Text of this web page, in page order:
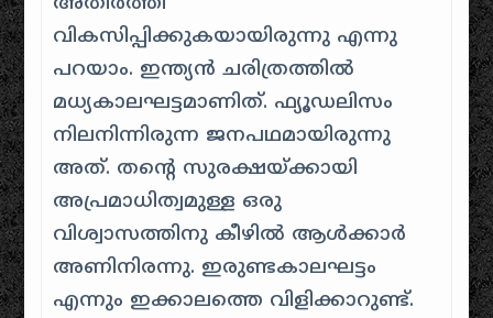
വികസിപ്പിക്കുകയായിരുന്നു എന്നു
പറയാം. ഇന്ത്യൻ ചരിത്രത്തിൽ
മധ്യകാലഘട്ടമാണിത്. ഫ്യൂഡലിസം
നിലനിന്നിരുന്ന ജനപഥമായിരുന്നു
അത്. തന്റെ സുരക്ഷയ്ക്കായി
അപ്രമാധിത്വമുള്ള ഒരു
വിശ്വാസത്തിനു കീഴിൽ ആൾക്കാർ
അണിനിരന്നു. ഇരുണ്ടകാലഘട്ടം
എന്നും ഇക്കാലത്തെ വിളിക്കാറുണ്ട്.